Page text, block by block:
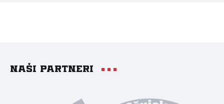
Naši partneri